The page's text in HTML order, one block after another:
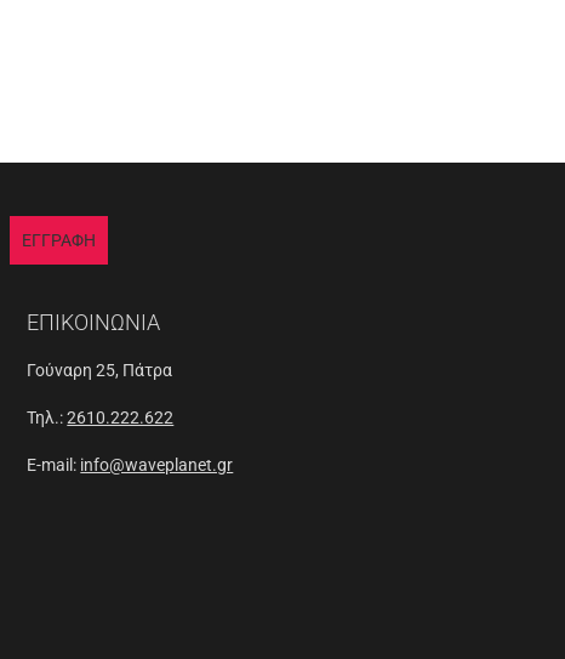
ΕΓΓΡΑΦΗ
ΕΠΙΚΟΙΝΩΝΙΑ
Γούναρη 25, Πάτρα
Τηλ.:2610.222.622
E-mail: info@waveplanet.gr